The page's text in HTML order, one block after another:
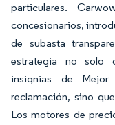
particulares.
concesionarios,
de subasta
estrategia no solo
insignias de
reclamación, sino
Los motores de